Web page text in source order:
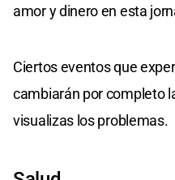
amor y dinero en esta
Ciertos eventos que
cambiarán por completo
visualizas los problemas.